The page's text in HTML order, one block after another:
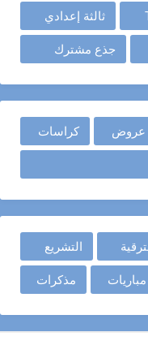
ثالثة إعدادي
جذع مشترك
عروض كراسات
التشريع
مباريات مذكرات